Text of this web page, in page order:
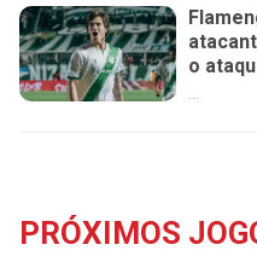
o
...
PRÓXIMOS